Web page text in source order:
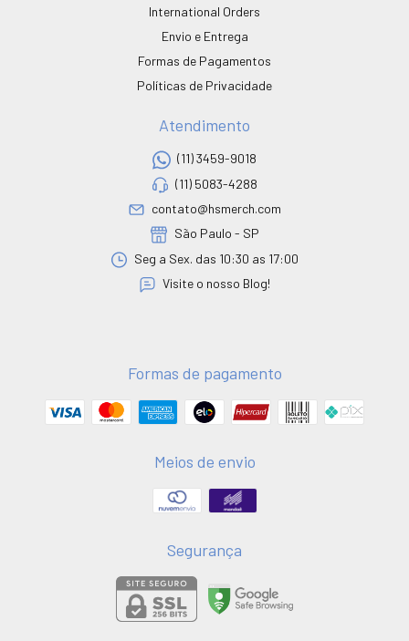
International Orders
Envio e Entrega
Formas de Pagamentos
Políticas de Privacidade
Atendimento
(11) 3459-9018
(11) 5083-4288
contato@hsmerch.com
São Paulo - SP
Seg a Sex. das 10:30 as 17:00
Visite o nosso Blog!
Formas de pagamento
Meios de envio
Segurança